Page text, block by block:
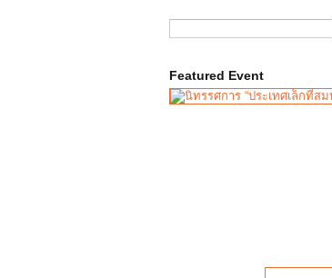
Featured Event